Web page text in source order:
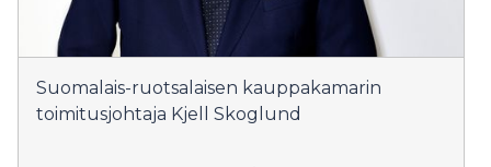
Suomalais-ruotsalaisen kauppakamarin
toimitusjohtaja Kjell Skoglund